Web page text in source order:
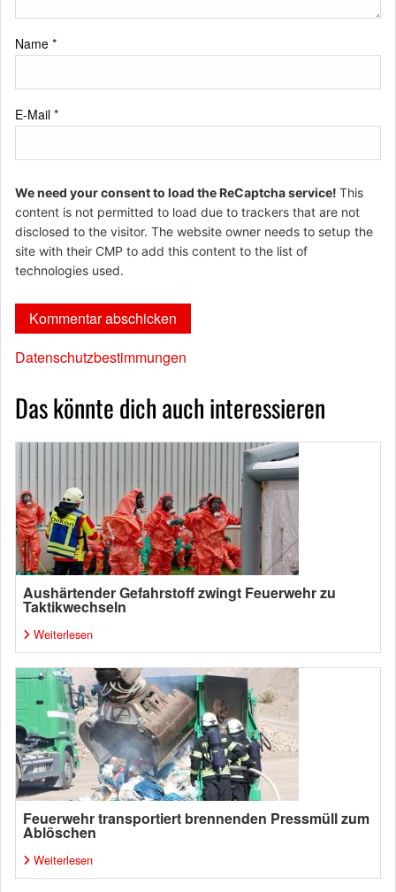
Name *
E-Mail *
We need your consent to load the ReCaptcha service! This
content is not permitted to load due to trackers that are not
disclosed to the visitor. The website owner needs to setup the
site with their CMP to add this content to the list of
technologies used.
Datenschutzbestimmungen
Das könnte dich auch interessieren
Aushärtender Gefahrstoff zwingt Feuerwehr zu
Taktikwechseln
Weiterlesen
Feuerwehr transportiert brennenden Pressmüll zum
Ablöschen
Weiterlesen